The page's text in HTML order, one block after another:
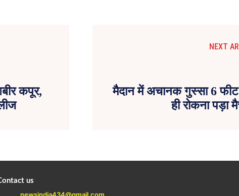
कपूर,
NEXT
मैदान में अचानक गुस्सा 6
ही रोकना पड़ा
us